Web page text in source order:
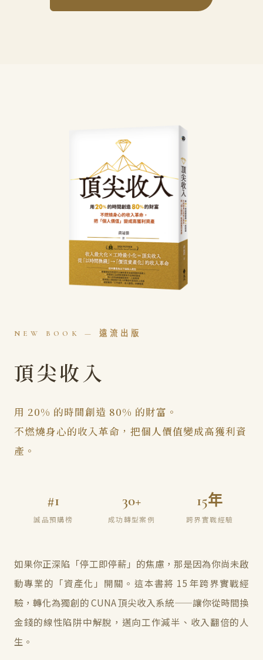
NEW BOOK — 遠流出版
頂尖收入
用 20% 的時間創造 80% 的財富。
不燃燒身心的收入革命，把個人價值變成高獲利資
產。
#1
誠品預購榜
30+
成功轉型案例
15年
跨界實戰經驗
如果你正深陷「停工即停薪」的焦慮，那是因為你尚未啟
動專業的「資產化」開關。這本書將 15 年跨界實戰經
驗，轉化為獨創的 CUNA 頂尖收入系統——讓你從時間換
金錢的線性陷阱中解脫，邁向工作減半、收入翻倍的人
生。